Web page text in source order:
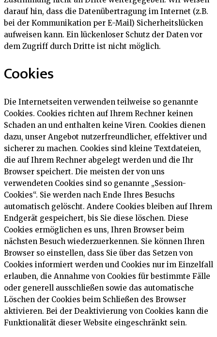
darauf hin, dass die Datenübertragung im Internet (z.B.
bei der Kommunikation per E-Mail) Sicherheitslücken
aufweisen kann. Ein lückenloser Schutz der Daten vor
dem Zugriff durch Dritte ist nicht möglich.
Cookies
Die Internetseiten verwenden teilweise so genannte
Cookies. Cookies richten auf Ihrem Rechner keinen
Schaden an und enthalten keine Viren. Cookies dienen
dazu, unser Angebot nutzerfreundlicher, effektiver und
sicherer zu machen. Cookies sind kleine Textdateien,
die auf Ihrem Rechner abgelegt werden und die Ihr
Browser speichert. Die meisten der von uns
verwendeten Cookies sind so genannte „Session-
Cookies“. Sie werden nach Ende Ihres Besuchs
automatisch gelöscht. Andere Cookies bleiben auf Ihrem
Endgerät gespeichert, bis Sie diese löschen. Diese
Cookies ermöglichen es uns, Ihren Browser beim
nächsten Besuch wiederzuerkennen. Sie können Ihren
Browser so einstellen, dass Sie über das Setzen von
Cookies informiert werden und Cookies nur im Einzelfall
erlauben, die Annahme von Cookies für bestimmte Fälle
oder generell ausschließen sowie das automatische
Löschen der Cookies beim Schließen des Browser
aktivieren. Bei der Deaktivierung von Cookies kann die
Funktionalität dieser Website eingeschränkt sein.